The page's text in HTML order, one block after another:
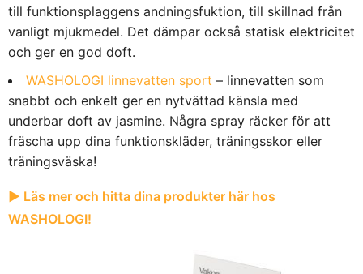
till funktionsplaggens andningsfuktion, till skillnad från
vanligt mjukmedel. Det dämpar också statisk elektricitet
och ger en god doft.
WASHOLOGI linnevatten sport – linnevatten som
snabbt och enkelt ger en nytvättad känsla med
underbar doft av jasmine. Några spray räcker för att
fräscha upp dina funktionskläder, träningsskor eller
träningsväska!
▶︎ Läs mer och hitta dina produkter här hos
WASHOLOGI!